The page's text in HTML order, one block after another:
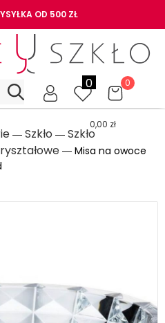
OD 500 ZŁ
0 0
0,00 zł
― Szkło ― Szkło
― Misa na owoce